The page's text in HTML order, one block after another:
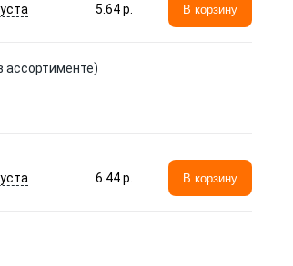
5.64 p. В корзину
ассортименте)
6.44 p. В корзину